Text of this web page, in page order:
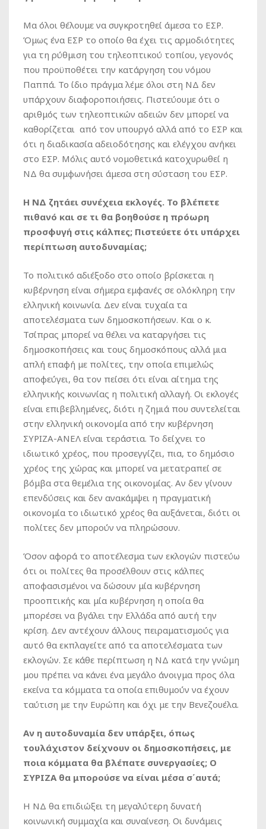
Μα όλοι θέλουμε να συγκροτηθεί άμεσα το ΕΣΡ.
Όμως ένα ΕΣΡ το οποίο θα έχει τις αρμοδιότητες
για τη ρύθμιση του τηλεοπτικού τοπίου, γεγονός
που προϋποθέτει την κατάργηση του νόμου
Παππά. Το ίδιο πράγμα λέμε όλοι στη ΝΔ δεν
υπάρχουν διαφοροποιήσεις. Πιστεύουμε ότι ο
αριθμός των τηλεοπτικών αδειών δεν μπορεί να
καθορίζεται από τον υπουργό αλλά από το ΕΣΡ και
ότι η διαδικασία αδειοδότησης και ελέγχου ανήκει
στο ΕΣΡ. Μόλις αυτό νομοθετικά κατοχυρωθεί η
ΝΔ θα συμφωνήσει άμεσα στη σύσταση του ΕΣΡ.
Η ΝΔ ζητάει συνέχεια εκλογές. Το βλέπετε
πιθανό και σε τι θα βοηθούσε η πρόωρη
προσφυγή στις κάλπες; Πιστεύετε ότι υπάρχει
περίπτωση αυτοδυναμίας;
Το πολιτικό αδιέξοδο στο οποίο βρίσκεται η
κυβέρνηση είναι σήμερα εμφανές σε ολόκληρη την
ελληνική κοινωνία. Δεν είναι τυχαία τα
αποτελέσματα των δημοσκοπήσεων. Και ο κ.
Τσίπρας μπορεί να θέλει να καταργήσει τις
δημοσκοπήσεις και τους δημοσκόπους αλλά μια
απλή επαφή με πολίτες, την οποία επιμελώς
αποφεύγει, θα τον πείσει ότι είναι αίτημα της
ελληνικής κοινωνίας η πολιτική αλλαγή. Οι εκλογές
είναι επιβεβλημένες, διότι η ζημιά που συντελείται
στην ελληνική οικονομία από την κυβέρνηση
ΣΥΡΙΖΑ-ΑΝΕΛ είναι τεράστια. Το δείχνει το
ιδιωτικό χρέος, που προσεγγίζει, πια, το δημόσιο
χρέος της χώρας και μπορεί να μετατραπεί σε
βόμβα στα θεμέλια της οικονομίας. Αν δεν γίνουν
επενδύσεις και δεν ανακάμψει η πραγματική
οικονομία το ιδιωτικό χρέος θα αυξάνεται, διότι οι
πολίτες δεν μπορούν να πληρώσουν.
Όσον αφορά το αποτέλεσμα των εκλογών πιστεύω
ότι οι πολίτες θα προσέλθουν στις κάλπες
αποφασισμένοι να δώσουν μία κυβέρνηση
προοπτικής και μία κυβέρνηση η οποία θα
μπορέσει να βγάλει την Ελλάδα από αυτή την
κρίση. Δεν αντέχουν άλλους πειραματισμούς για
αυτό θα εκπλαγείτε από τα αποτελέσματα των
εκλογών. Σε κάθε περίπτωση η ΝΔ κατά την γνώμη
μου πρέπει να κάνει ένα μεγάλο άνοιγμα προς όλα
εκείνα τα κόμματα τα οποία επιθυμούν να έχουν
ταύτιση με την Ευρώπη και όχι με την Βενεζουέλα.
Αν η αυτοδυναμία δεν υπάρξει, όπως
τουλάχιστον δείχνουν οι δημοσκοπήσεις, με
ποια κόμματα θα βλέπατε συνεργασίες; Ο
ΣΥΡΙΖΑ θα μπορούσε να είναι μέσα σ΄αυτά;
Η ΝΔ θα επιδιώξει τη μεγαλύτερη δυνατή
κοινωνική συμμαχία και συναίνεση. Οι δυνάμεις